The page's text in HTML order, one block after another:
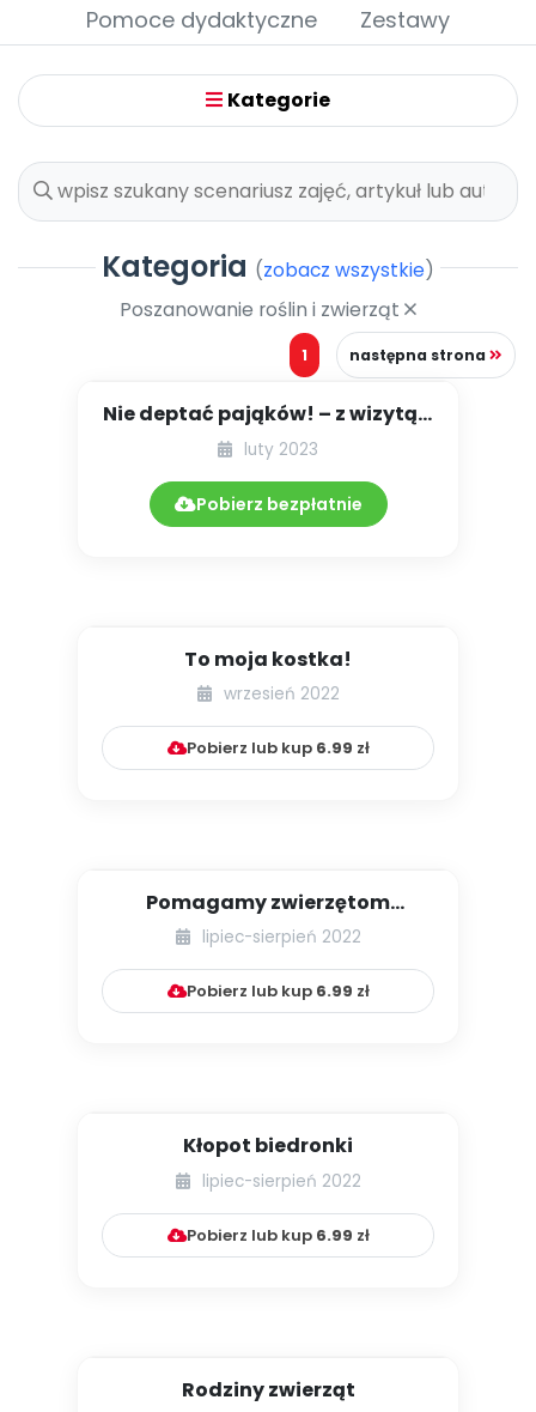
Archiwalne numery
Pomoc
Pomoce dydaktyczne
Zestawy
Kategorie
Kategoria (zobacz wszystkie)
Poszanowanie roślin i zwierząt
1 następna strona
Nie deptać pająków! – z wizytą u
Pana Owada
luty 2023
Pobierz bezpłatnie
To moja kostka!
wrzesień 2022
Pobierz lub kup 6.99 zł
Pomagamy zwierzętom
odzyskać głos
lipiec-sierpień 2022
Pobierz lub kup 6.99 zł
Kłopot biedronki
lipiec-sierpień 2022
Pobierz lub kup 6.99 zł
Rodziny zwierząt